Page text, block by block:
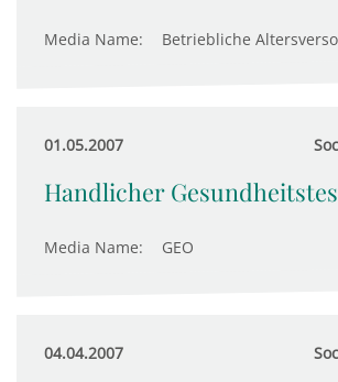
Media Name: Betriebliche
01.05.2007
Handlicher
Media Name: GEO
04.04.2007